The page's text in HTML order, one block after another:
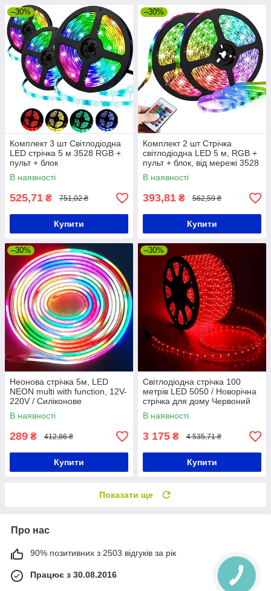
–30%
Комплект 3 шт Світлодіодна
LED стрічка 5 м 3528 RGB +
пульт + блок
В наявності
525,71 ₴ 751,02 ₴
Купити
–30%
Комплект 2 шт Стрічка
світлодіодна LED 5 м, RGB +
пульт + блок, від мережі 3528
/ Силіконова стрічка з
підсвічуванням
В наявності
393,81 ₴ 562,59 ₴
Купити
–30%
Неонова стрічка 5м, LED
NEON multi with function, 12V-
220V / Силіконове
різнокольорове підсвічування
/ LED стрічка
В наявності
289 ₴ 412,86 ₴
Купити
–30%
Світлодіодна стрічка 100
метрів LED 5050 / Новорічна
стрічка для дому Червоний
В наявності
3 175 ₴ 4 535,71 ₴
Купити
Показати ще
Про нас
90% позитивних з 2503 відгуків за рік
Працює з 30.08.2016